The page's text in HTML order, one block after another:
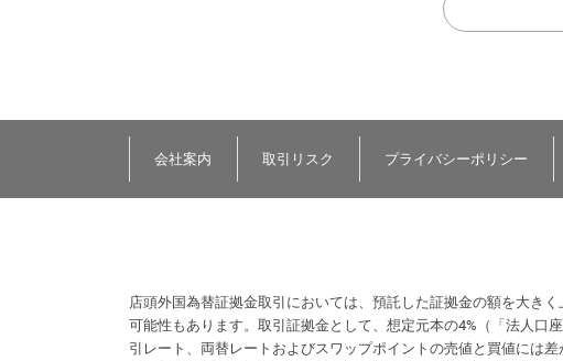
会社案内 取引リスク プライバシーポリシー
店頭外国為替証拠金取引においては、預託した証拠金の額を大き
可能性もあります。取引証拠金として、想定元本の4%（「法人口
引レート、両替レートおよびスワップポイントの売値と買値には